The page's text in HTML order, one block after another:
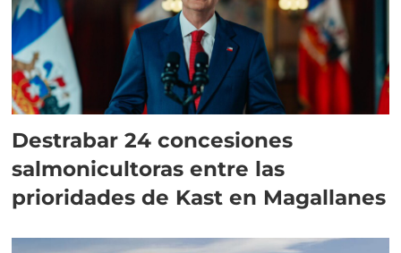
Destrabar 24 concesiones
salmonicultoras entre las
prioridades de Kast en Magallanes